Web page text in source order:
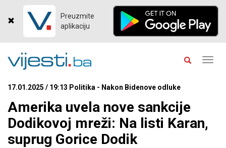
Preuzmite
aplikaciju
17.01.2025 / 19:13 Politika - Nakon Bidenove odluke
Amerika uvela nove sankcije
Dodikovoj mreži: Na listi Karan,
suprug Gorice Dodik